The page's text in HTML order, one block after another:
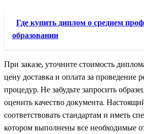
Где купить диплом о среднем
образовании
При заказе, уточните стоимость
цену доставка и оплата за проведение
процедур. Не забудьте запросить
оценить качество документа.
соответствовать стандартам и иметь
котором выполнены все необходимые